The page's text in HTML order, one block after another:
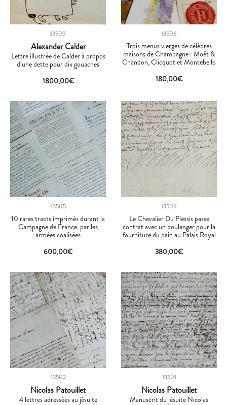
13509
Alexander Calder
Lettre illustrée de Calder à propos
d’une dette pour dix gouaches
1800,00€
13506
Trois menus vierges de célèbres
maisons de Champagne : Moët &
Chandon, Clicquot et Montebello
180,00€
13505
10 rares tracts imprimés durant la
Campagne de France, par les
armées coalisées
600,00€
13504
Le Chevalier Du Plessis passe
contrat avec un boulanger pour la
fourniture du pain au Palais Royal
380,00€
13502
Nicolas Patouillet
4 lettres adressées au jésuite
13501
Nicolas Patouillet
Manuscrit du jésuite Nicolas